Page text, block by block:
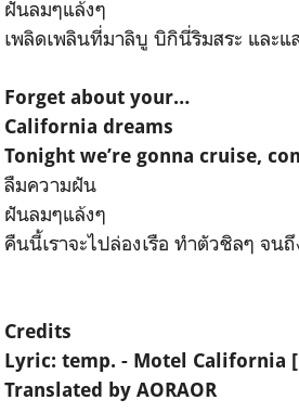
ฝันลมๆแล้งๆ
เพลิดเพลินที่มาลิบู บิกินี่ริมสระ และแ
Forget about your…
California dreams
Tonight we’re gonna cruise,
ลืมความฝัน
ฝันลมๆแล้งๆ
คืนนี้เราจะไปล่องเรือ ทำตัวชิลๆ จน
Credits
Lyric: temp. - Motel California
Translated by AORAOR